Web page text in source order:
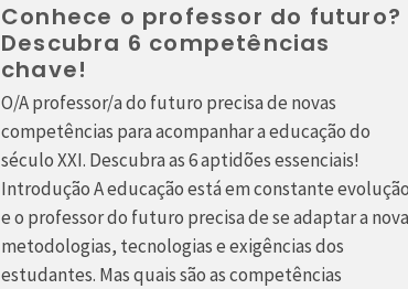
Conhece o professor do futuro?
Descubra 6 competências
chave!
O/A professor/a do futuro precisa de novas
competências para acompanhar a educação do
século XXI. Descubra as 6 aptidões essenciais!
Introdução A educação está em constante evolução
e o professor do futuro precisa de se adaptar a
metodologias, tecnologias e exigências dos
estudantes. Mas quais são as competências